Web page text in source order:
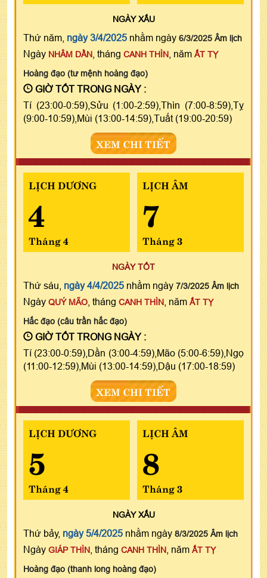
NGÀYXẤU
Thứ năm, ngày 3/4/2025 nhằm ngày 6/3/2025 Âm lịch
Ngày NHÂM DẦN , tháng CANH THÌN , năm ẤT TỴ
Hoàng đạo (tư mệnh hoàng đạo)
GIỜ TỐT TRONG NGÀY :
Tí (23:00-0:59),Sửu (1:00-2:59),Thìn (7:00-8:59),Tỵ
(9:00-10:59),Mùi (13:00-14:59),Tuất (19:00-20:59)
XEM CHI TIẾT
LỊCH DƯƠNG
4
Tháng 4
LỊCH ÂM
7
Tháng 3
NGÀY TỐT
Thứ sáu, ngày 4/4/2025 nhằm ngày 7/3/2025 Âm lịch
Ngày QUÝ MÃO , tháng CANH THÌN , năm ẤT TỴ
Hắc đạo (câu trần hắc đạo)
GIỜ TỐT TRONG NGÀY :
Tí (23:00-0:59),Dần (3:00-4:59),Mão (5:00-6:59),Ngọ
(11:00-12:59),Mùi (13:00-14:59),Dậu (17:00-18:59)
XEM CHI TIẾT
LỊCH DƯƠNG
5
Tháng 4
LỊCH ÂM
8
Tháng 3
NGÀYXẤU
Thứ bảy, ngày 5/4/2025 nhằm ngày 8/3/2025 Âm lịch
Ngày GIÁP THÌN , tháng CANH THÌN , năm ẤT TỴ
Hoàng đạo (thanh long hoàng đạo)